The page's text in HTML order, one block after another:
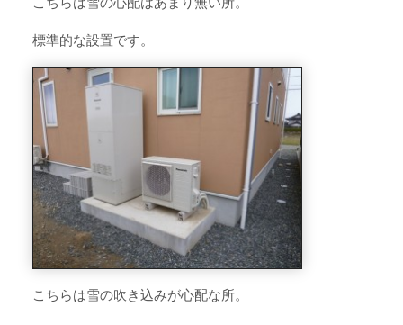
標準的な設置です。
こちらは雪の吹き込みが心配な所。